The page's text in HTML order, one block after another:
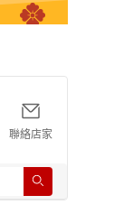
聯絡店家